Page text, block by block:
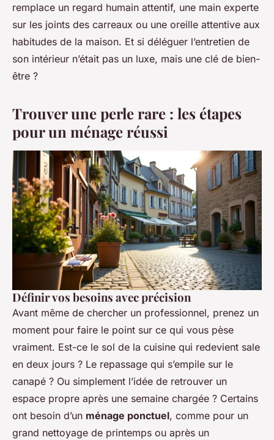
remplace un regard humain attentif, une main experte
sur les joints des carreaux ou une oreille attentive aux
habitudes de la maison. Et si déléguer l’entretien de
son intérieur n’était pas un luxe, mais une clé de bien-
être ?
Trouver une perle rare : les étapes
pour un ménage réussi
Définir vos besoins avec précision
Avant même de chercher un professionnel, prenez un
moment pour faire le point sur ce qui vous pèse
vraiment. Est-ce le sol de la cuisine qui redevient sale
en deux jours ? Le repassage qui s’empile sur le
canapé ? Ou simplement l’idée de retrouver un
espace propre après une semaine chargée ? Certains
ont besoin d’un ménage ponctuel, comme pour un
grand nettoyage de printemps ou après un